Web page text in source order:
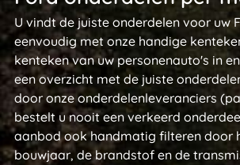
U vindt de juiste onderdelen voor uw
eenvoudig met onze handige
kenteken van uw personenauto's in
een overzicht met de juiste
door onze onderdelenleveranciers
bestelt u nooit een verkeerd
aanbod ook handmatig filteren door
bouwjaar, de brandstof en de